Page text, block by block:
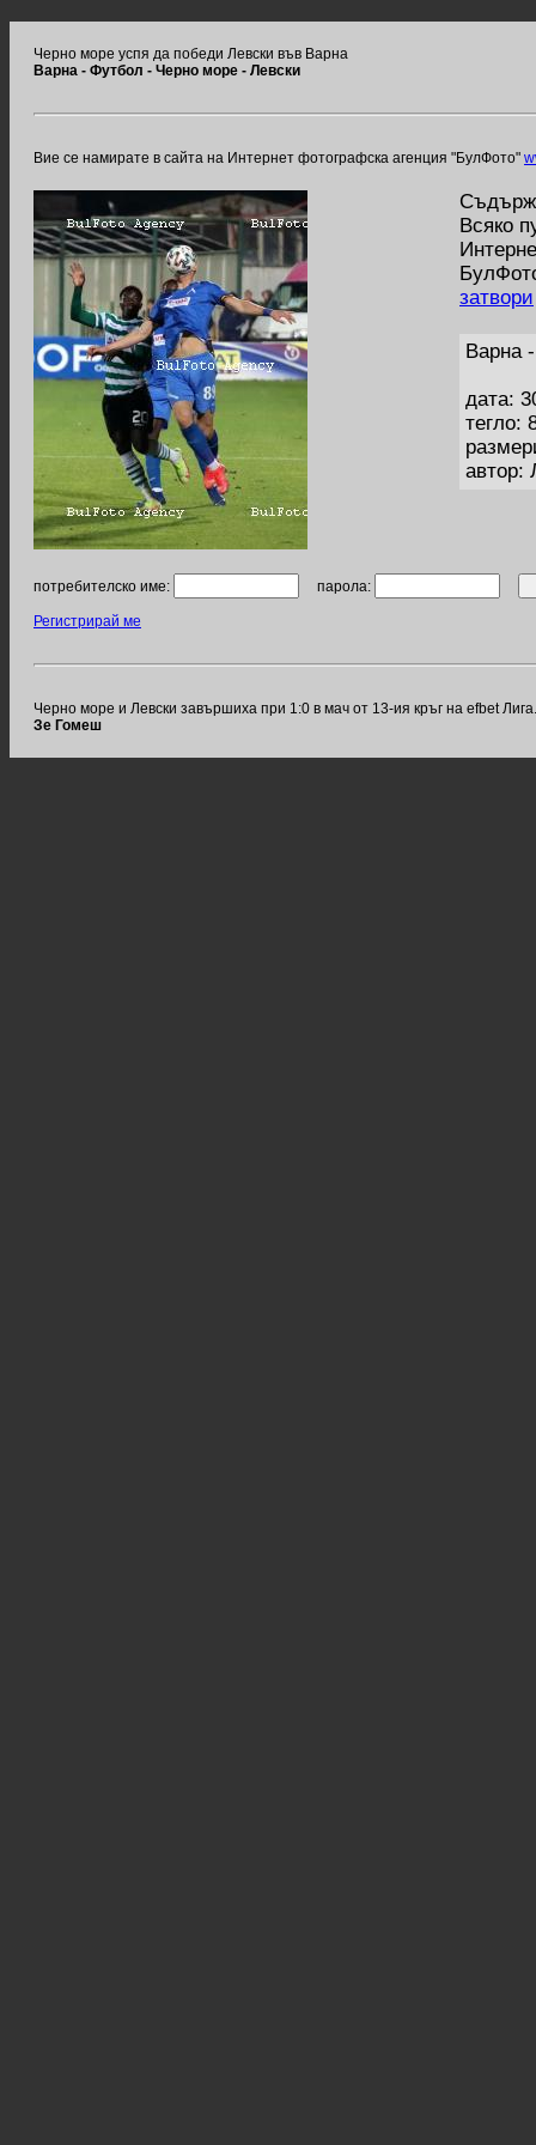
Черно море успя да победи Левски във Варна
Варна - Футбол - Черно море - Левски
Вие се намирате в сайта на Интернет фотографска агенция "БулФото"
Всяко
затвори
Варна
дата:
тегло:
автор:
потребителско име: парола:
Регистрирай ме
Черно море и Левски завършиха при 1:0 в мач от 13-ия кръг на efbet
Зе Гомеш